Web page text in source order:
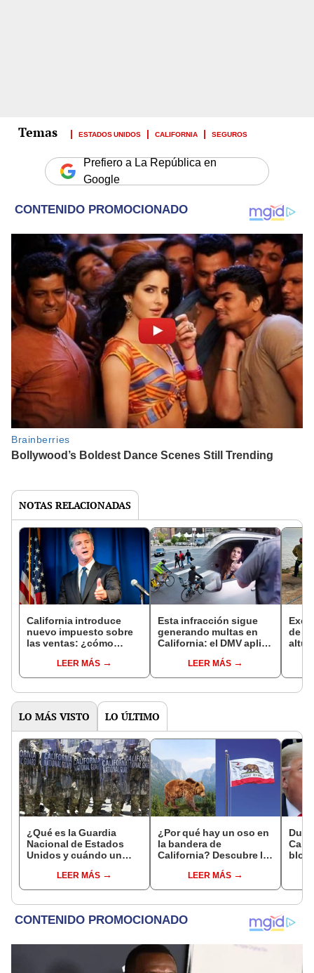
ESTADOS UNIDOS CALIFORNIA SEGUROS
Prefiero a La República en
Google
NOTAS RELACIONADAS
California introduce
nuevo impuesto sobre
las ventas: ¿cómo
en 2025?LEER MÁS
Esta infracción sigue
generando multas en
California: el DMV aplica
LEER MÁS
de
LO MÁS VISTO LO ÚLTIMO
¿Qué es la Guardia
Nacional de Estados
Unidos y cuándo un
desplegarla?
LEER MÁS
¿Por qué hay un oso en
la bandera de
California? Descubre la
símbolos cuando
pertenecía a México y
LEER MÁS
Duro